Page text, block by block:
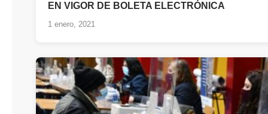
EN VIGOR DE BOLETA ELECTRÓNICA
1 enero, 2021